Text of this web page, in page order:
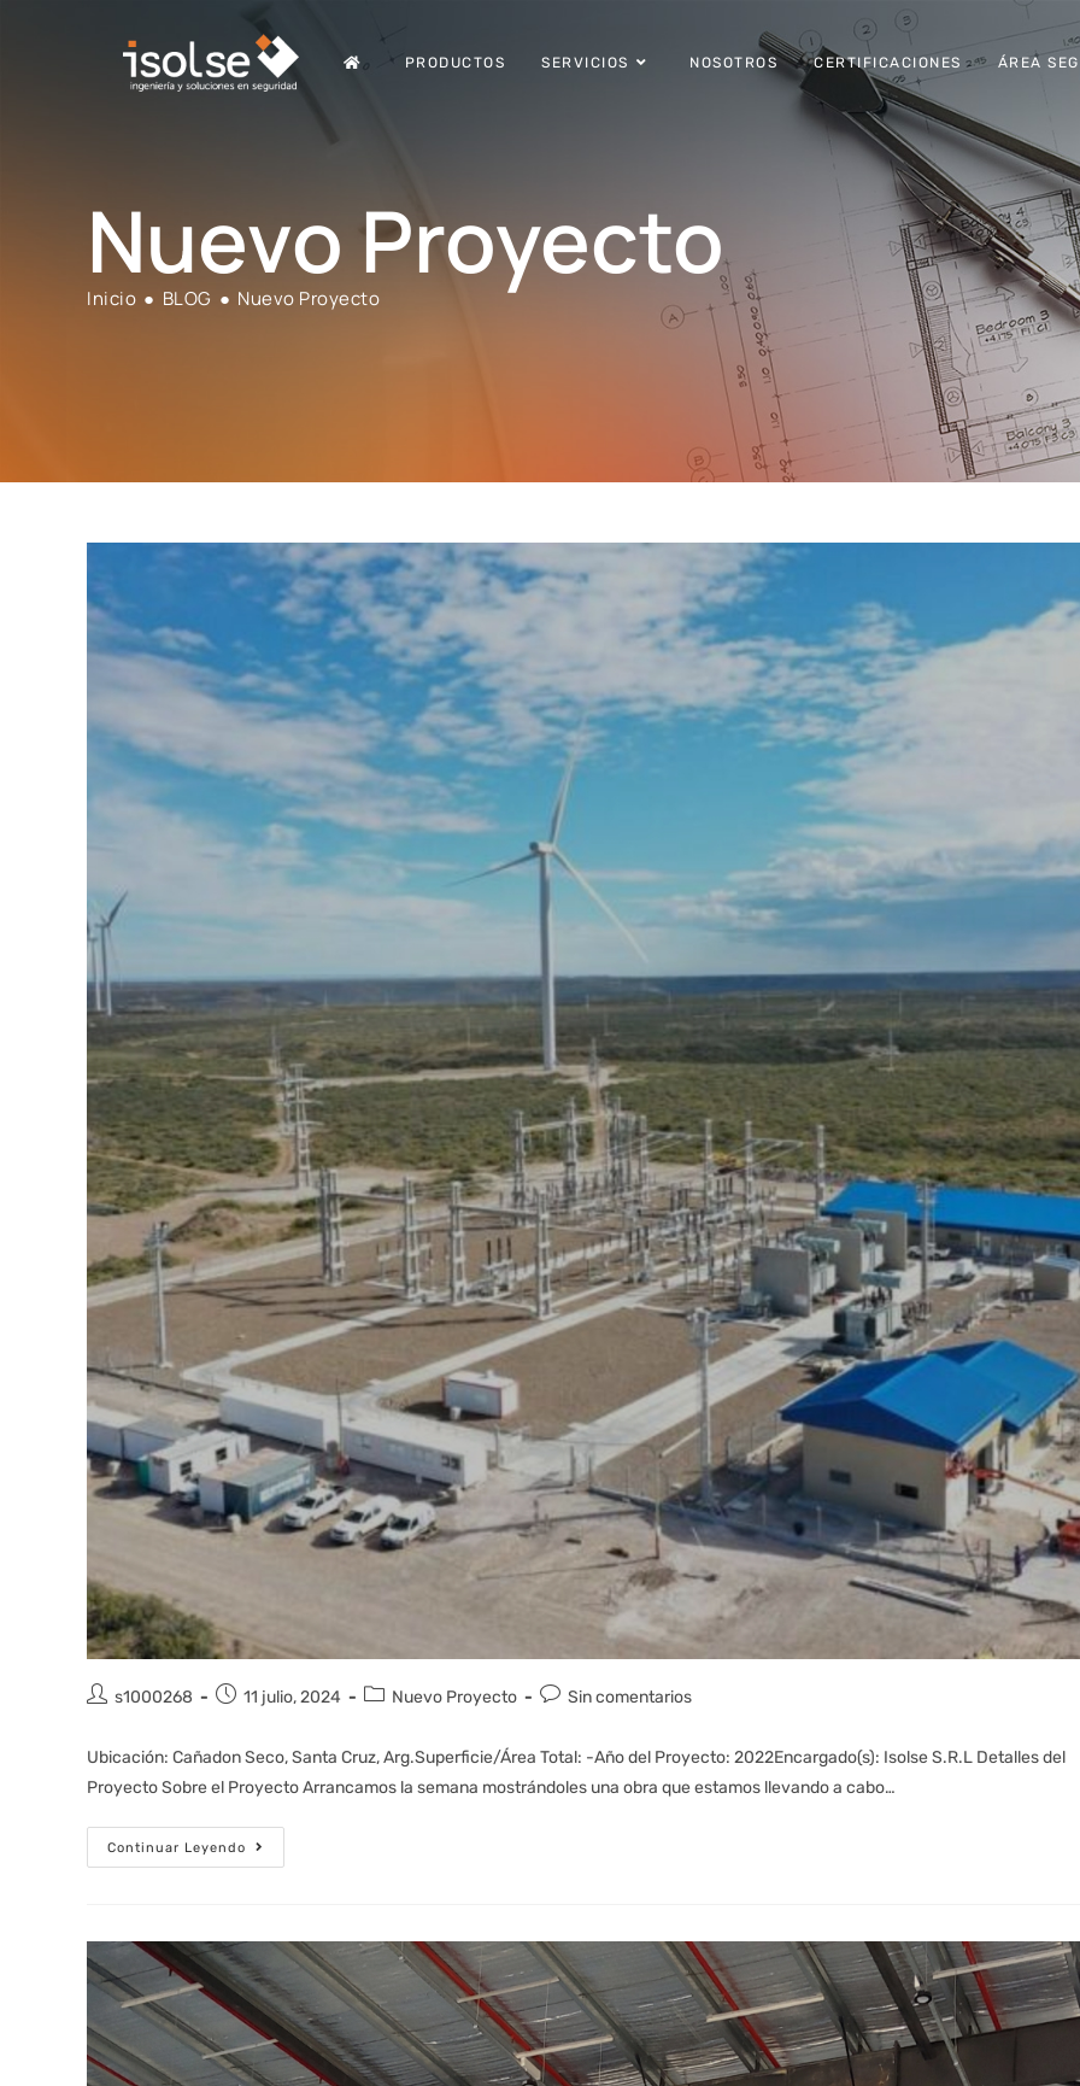
PRODUCTOS SERVICIOS NOSOTROS CERTIFICACIONES ÁREA
Nuevo Proyecto
Inicio ● BLOG ● Nuevo Proyecto
s1000268 11 julio, 2024 Nuevo Proyecto Sin comentarios
Ubicación: Cañadon Seco, Santa Cruz, Arg.Superficie/Área Total: -Año del Proyecto: 2022Encargado(s): Isolse S.R.L Detalles del
Proyecto Sobre el Proyecto Arrancamos la semana mostrándoles una obra que estamos llevando a cabo…
Continuar Leyendo